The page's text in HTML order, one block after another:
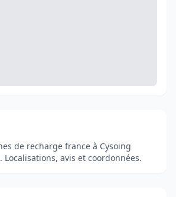
de recharge france à Cysoing
Localisations, avis et coordonnées.